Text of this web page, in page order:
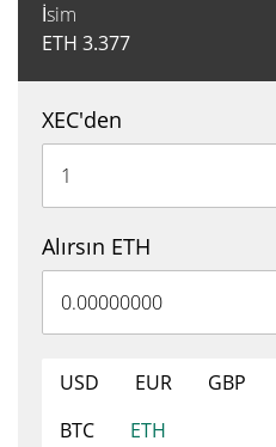
İsim
ETH 3.377
XEC'den
Alırsın ETH
USD EUR GBP
BTC
ETH